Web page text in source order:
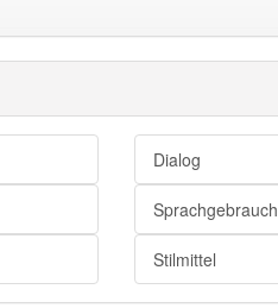
Dialog
Sprachgebrauch
Stilmittel